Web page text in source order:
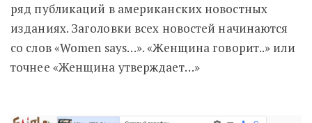
ряд публикаций в американских новостных
изданиях. Заголовки всех новостей начинаются
со слов «Women says…». «Женщина говорит..» или
точнее «Женщина утверждает…»